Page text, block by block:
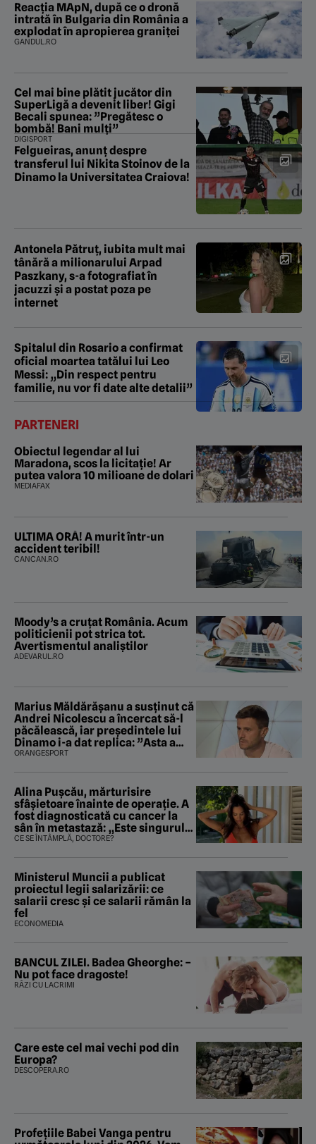
Reacția MApN, după ce o dronă
intrată în Bulgaria din România a
explodat în apropierea graniței
GANDUL.RO
Cel mai bine plătit jucător din
SuperLigă a devenit liber! Gigi
Becali spunea: ”Pregătesc o
bombă! Bani mulți”
DIGISPORT
Felgueiras, anunț despre
transferul lui Nikita Stoinov de la
Dinamo la Universitatea Craiova!
Antonela Pătruț, iubita mult mai
tânără a milionarului Arpad
Paszkany, s-a fotografiat în
jacuzzi şi a postat poza pe
internet
Spitalul din Rosario a confirmat
oficial moartea tatălui lui Leo
Messi: „Din respect pentru
familie, nu vor fi date alte detalii”
PARTENERI
Obiectul legendar al lui
Maradona, scos la licitație! Ar
putea valora 10 milioane de dolari
MEDIAFAX
ULTIMA ORĂ! A murit într-un
accident teribil!
CANCAN.RO
Moody’s a cruțat România. Acum
politicienii pot strica tot.
Avertismentul analiștilor
ADEVARUL.RO
Marius Măldărăşanu a susţinut că
Andrei Nicolescu a încercat să-l
păcălească, iar preşedintele lui
Dinamo i-a dat replica: ”Asta a
fost istoria”
ORANGESPORT
Alina Pușcău, mărturisire
sfâșietoare înainte de operație. A
fost diagnosticată cu cancer la
sân în metastază: „Este singurul
tratament care o să mă ajute să
CE SE ÎNTÂMPLĂ, DOCTORE?
Ministerul Muncii a publicat
proiectul legii salarizării: ce
salarii cresc și ce salarii rămân la
fel
ECONOMEDIA
BANCUL ZILEI. Badea Gheorghe: –
Nu pot face dragoste!
RÂZI CU LACRIMI
Care este cel mai vechi pod din
Europa?
DESCOPERA.RO
Profețiile Babei Vanga pentru